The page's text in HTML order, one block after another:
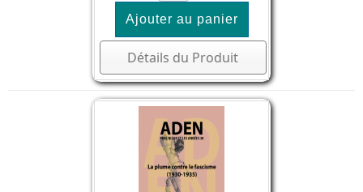
Détails du Produit